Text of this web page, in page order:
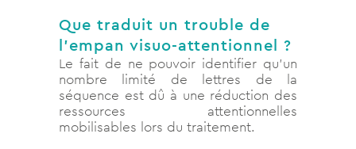
Que traduit un trouble de
l’empan visuo-attentionnel ?
Le fait de ne pouvoir identifier qu’un
nombre limité de lettres de la
séquence est dû à une réduction des
ressources attentionnelles
mobilisables lors du traitement.